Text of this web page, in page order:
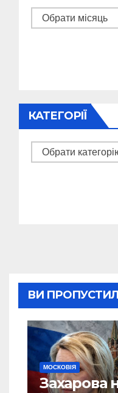
Архіви
КАТЕГОРІЇ
Категорії
ВИ
МОСКОВІЯ
Захарова